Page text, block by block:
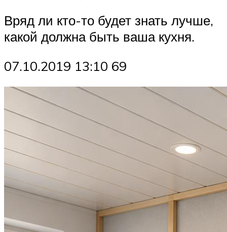
Вряд ли кто-то будет знать лучше,
какой должна быть ваша кухня.
07.10.2019 13:10 69